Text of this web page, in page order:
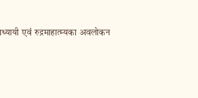
एवं रुद्रमाहात्म्यका अवलोकन